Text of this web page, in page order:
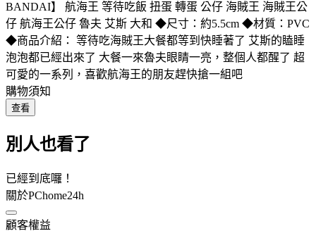
BANDAI】 航海王 等待吃飯 扭蛋 轉蛋 公仔 海賊王 海賊王公
仔 航海王公仔 魯夫 艾斯 大和 ◆尺寸：約5.5cm ◆材質：PVC
◆商品介紹： 等待吃海賊王大餐都等到快睡著了 艾斯的瞌睡
泡泡都已經出來了 大餐一來魯夫眼睛一亮，整個人都醒了 超
可愛的一系列，喜歡航海王的朋友趕快搶一組吧
購物須知
查看
別人也看了
已經到底囉！
關於PChome24h
顧客權益